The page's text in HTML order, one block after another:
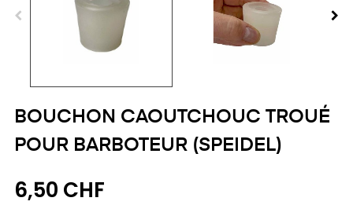
BOUCHON CAOUTCHOUC TROUÉ
POUR BARBOTEUR (SPEIDEL)
6,50 CHF